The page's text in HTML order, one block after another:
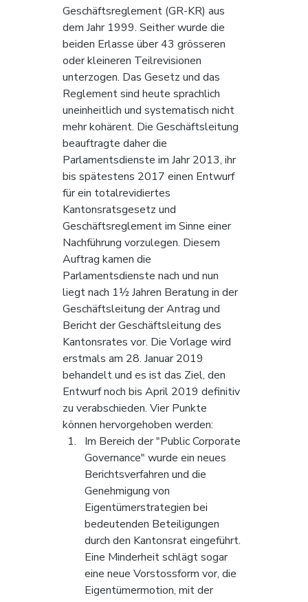
Geschäftsreglement (GR-KR) aus
dem Jahr 1999. Seither wurde die
beiden Erlasse über 43 grösseren
oder kleineren Teilrevisionen
unterzogen. Das Gesetz und das
Reglement sind heute sprachlich
uneinheitlich und systematisch nicht
mehr kohärent. Die Geschäftsleitung
beauftragte daher die
Parlamentsdienste im Jahr 2013, ihr
bis spätestens 2017 einen Entwurf
für ein totalrevidiertes
Kantonsratsgesetz und
Geschäftsreglement im Sinne einer
Nachführung vorzulegen. Diesem
Auftrag kamen die
Parlamentsdienste nach und nun
liegt nach 1½ Jahren Beratung in der
Geschäftsleitung der Antrag und
Bericht der Geschäftsleitung des
Kantonsrates vor. Die Vorlage wird
erstmals am 28. Januar 2019
behandelt und es ist das Ziel, den
Entwurf noch bis April 2019 definitiv
zu verabschieden. Vier Punkte
können hervorgehoben werden:
Im Bereich der "Public Corporate
Governance" wurde ein neues
Berichtsverfahren und die
Genehmigung von
Eigentümerstrategien bei
bedeutenden Beteiligungen
durch den Kantonsrat eingeführt.
Eine Minderheit schlägt sogar
eine neue Vorstossform vor, die
Eigentümermotion, mit der